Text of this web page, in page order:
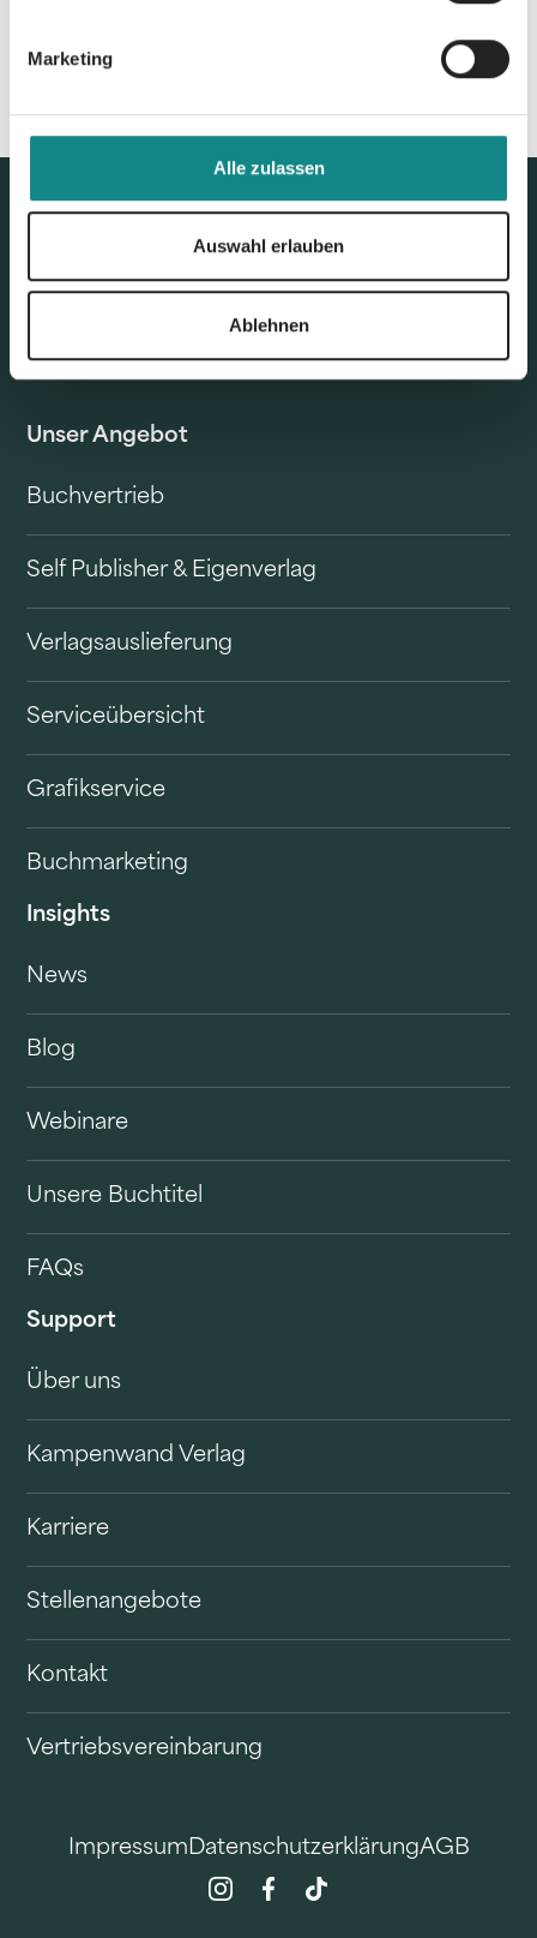
Marketing
Alle zulassen
Auswahl erlauben
Ablehnen
Unser Angebot
Buchvertrieb
Self Publisher & Eigenverlag
Verlagsauslieferung
Serviceübersicht
Grafikservice
Buchmarketing
Insights
News
Blog
Webinare
Unsere Buchtitel
FAQs
Support
Über uns
Kampenwand Verlag
Karriere
Stellenangebote
Kontakt
Vertriebsvereinbarung
ImpressumDatenschutzerklärungAGB